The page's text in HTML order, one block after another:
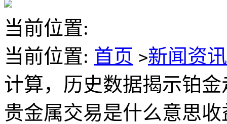
当前位置:
当前位置: 首页 >新闻资
计算，历史数据揭示铂
贵金属交易是什么意思